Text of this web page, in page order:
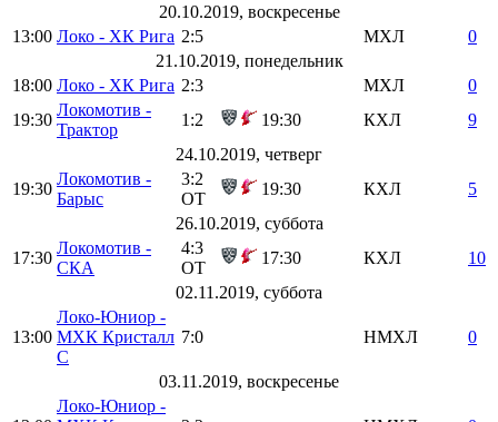
20.10.2019, воскресенье
13:00 Локо - ХК Рига 2:5 МХЛ
0
21.10.2019, понедельник
18:00 Локо - ХК Рига 2:3 МХЛ
0
19:30
Локомотив -
Трактор
1:2 19:30 КХЛ
9
24.10.2019, четверг
19:30
Локомотив -
Барыс
3:2
ОТ
19:30 КХЛ
5
26.10.2019, суббота
17:30
Локомотив -
СКА
4:3
ОТ
17:30 КХЛ
10
02.11.2019, суббота
13:00
Локо-Юниор -
МХК Кристалл
С
7:0 НМХЛ 0
03.11.2019, воскресенье
Локо-Юниор -